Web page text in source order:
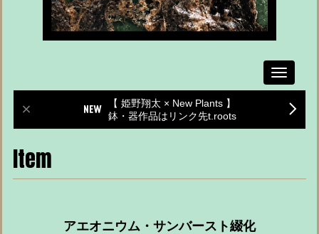
Toggle
【 姫野翔太 × New Plants 】
鉢・器作品はリンク先t.roots
Item
アエオニウム・サンバースト綴化